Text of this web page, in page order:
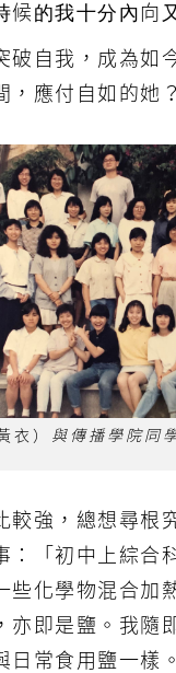
候的我十分內向
破自我，成為如
，應付自如的她？
衣） 與傳播學院同
較強，總想尋根
：「初中上綜合
些化學物混合加
亦即是鹽。我隨
日常食用鹽一樣。